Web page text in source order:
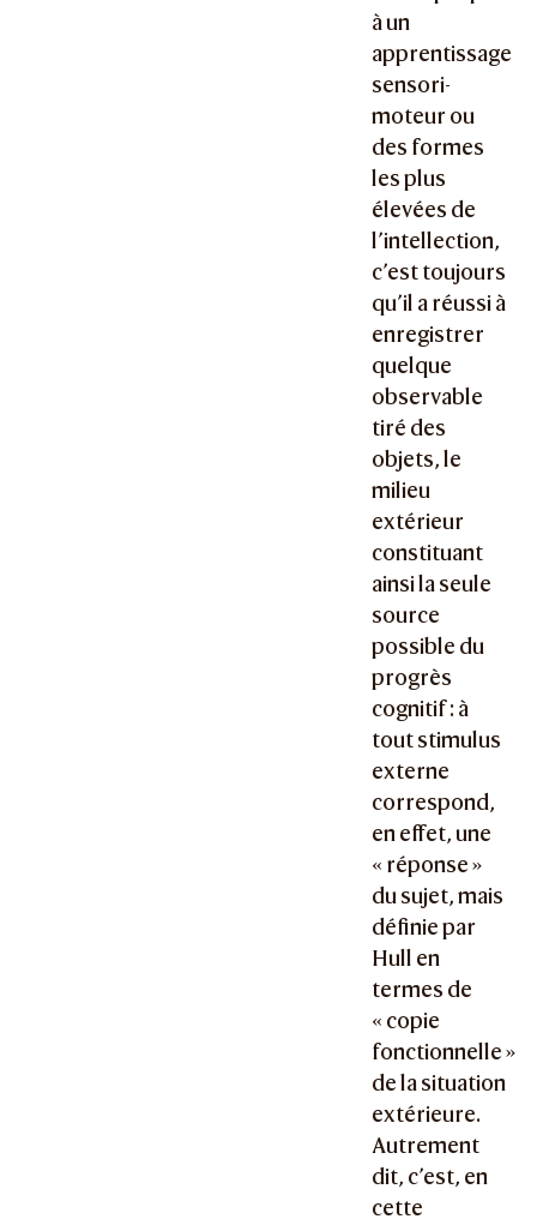
à un
apprentissage
sensori-
moteur ou
des formes
les plus
élevées de
l’intellection,
c’est toujours
qu’il a réussi à
enregistrer
quelque
observable
tiré des
objets, le
milieu
extérieur
constituant
ainsi la seule
source
possible du
progrès
cognitif : à
tout stimulus
externe
correspond,
en effet, une
« réponse »
du sujet, mais
définie par
Hull en
termes de
« copie
fonctionnelle »
de la situation
extérieure.
Autrement
dit, c’est, en
cette